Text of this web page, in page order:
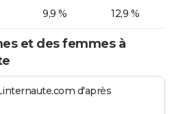
9,9 % 12,9 %
et des femmes à
d'après